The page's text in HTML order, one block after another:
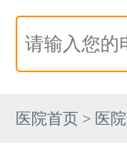
医院首页 > 医